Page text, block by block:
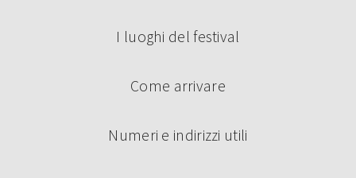
I luoghi del festival
Come arrivare
Numeri e indirizzi utili